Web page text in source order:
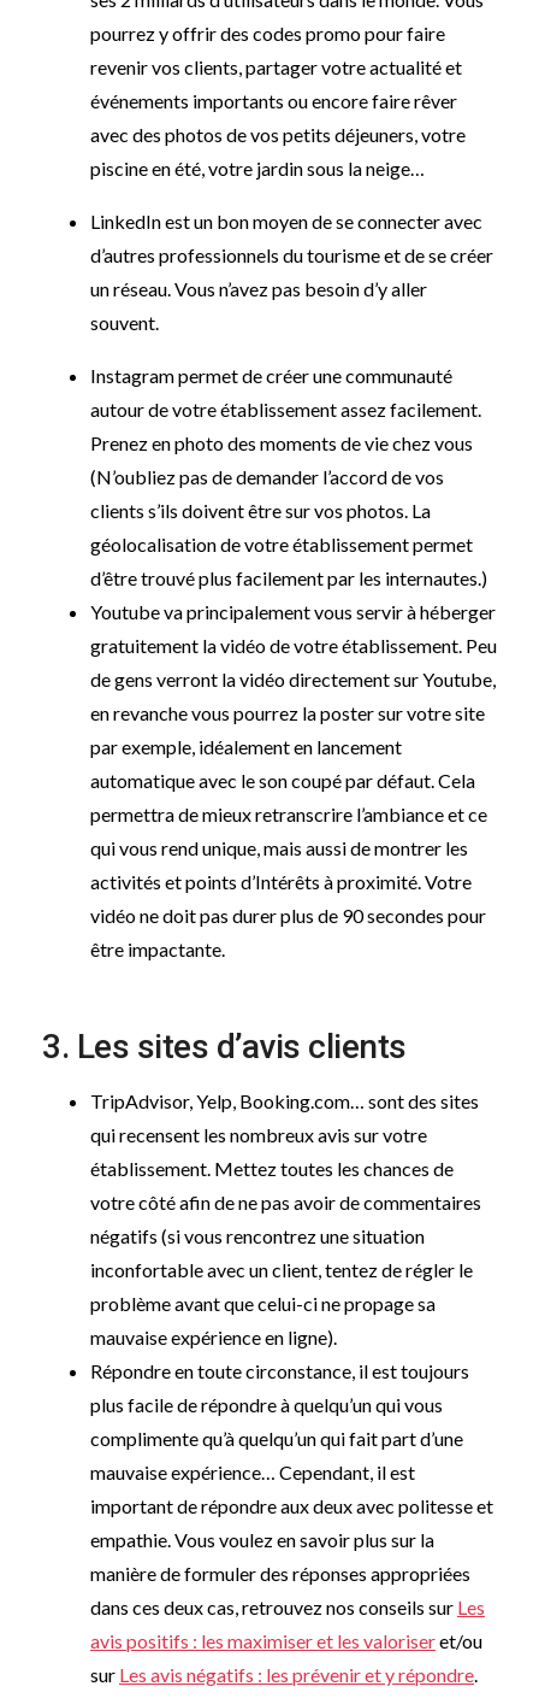
pourrez y offrir des codes promo pour faire
revenir vos clients, partager votre actualité et
événements importants ou encore faire rêver
avec des photos de vos petits déjeuners, votre
piscine en été, votre jardin sous la neige…
LinkedIn est un bon moyen de se connecter avec
d’autres professionnels du tourisme et de se créer
un réseau. Vous n’avez pas besoin d’y aller
souvent.
Instagram permet de créer une communauté
autour de votre établissement assez facilement.
Prenez en photo des moments de vie chez vous
(N’oubliez pas de demander l’accord de vos
clients s’ils doivent être sur vos photos. La
géolocalisation de votre établissement permet
d’être trouvé plus facilement par les internautes.)
Youtube va principalement vous servir à héberger
gratuitement la vidéo de votre établissement. Peu
de gens verront la vidéo directement sur Youtube,
en revanche vous pourrez la poster sur votre site
par exemple, idéalement en lancement
automatique avec le son coupé par défaut. Cela
permettra de mieux retranscrire l’ambiance et ce
qui vous rend unique, mais aussi de montrer les
activités et points d’Intérêts à proximité. Votre
vidéo ne doit pas durer plus de 90 secondes pour
être impactante.
3. Les sites d’avis clients
TripAdvisor, Yelp, Booking.com… sont des sites
qui recensent les nombreux avis sur votre
établissement. Mettez toutes les chances de
votre côté afin de ne pas avoir de commentaires
négatifs (si vous rencontrez une situation
inconfortable avec un client, tentez de régler le
problème avant que celui-ci ne propage sa
mauvaise expérience en ligne).
Répondre en toute circonstance, il est toujours
plus facile de répondre à quelqu’un qui vous
complimente qu’à quelqu’un qui fait part d’une
mauvaise expérience… Cependant, il est
important de répondre aux deux avec politesse et
empathie. Vous voulez en savoir plus sur la
manière de formuler des réponses appropriées
dans ces deux cas, retrouvez nos conseils sur Les
avis positifs : les maximiser et les valoriseret/ou
sur Les avis négatifs : les prévenir et y répondre.